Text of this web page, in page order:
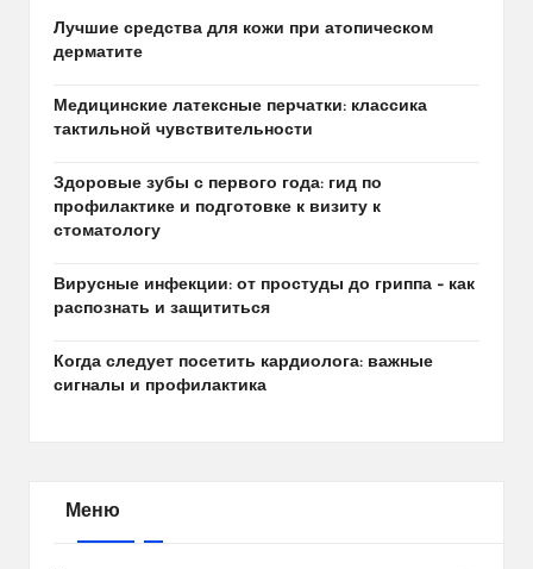
Лучшие средства для кожи при атопическом
дерматите
Медицинские латексные перчатки: классика
тактильной чувствительности
Здоровые зубы с первого года: гид по
профилактике и подготовке к визиту к
стоматологу
Вирусные инфекции: от простуды до гриппа – как
распознать и защититься
Когда следует посетить кардиолога: важные
сигналы и профилактика
Меню